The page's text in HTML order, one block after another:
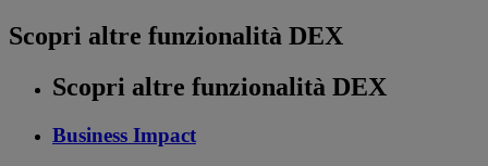
Scopri altre funzionalità DEX
Scopri altre funzionalità DEX
Business Impact